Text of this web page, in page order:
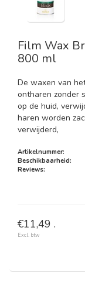
Film Wax
800 ml
De waxen van
ontharen zonder
op de huid,
haren worden
verwijderd,
Artikelnummer:
Beschikbaarheid:
Reviews:
€11,49 .
Excl. btw